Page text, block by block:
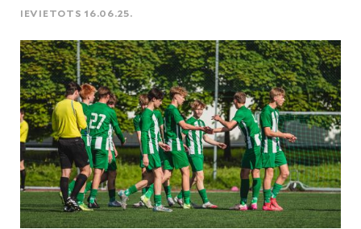
IEVIETOTS 16.06.25.